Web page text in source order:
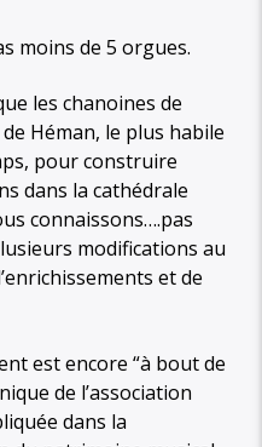
moins de 5 orgues.
les chanoines de
Héman, le plus habile
pour construire
dans la cathédrale
connaissons….pas
modifications au
et de
est encore “à bout de
de l’association
dans la